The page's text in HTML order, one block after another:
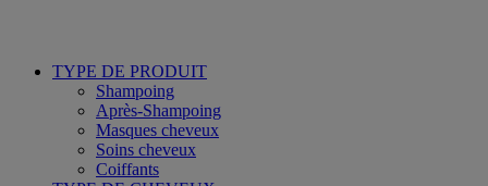
TYPE DE PRODUIT
Shampoing
Après-Shampoing
Masques cheveux
Soins cheveux
Coiffants